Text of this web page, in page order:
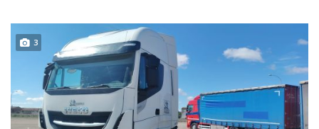
3